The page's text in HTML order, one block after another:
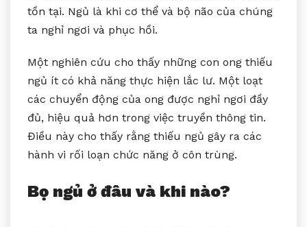
tồn tại. Ngủ là khi cơ thể và bộ não của chúng
ta nghỉ ngơi và phục hồi.
Một nghiên cứu cho thấy những con ong thiếu
ngủ ít có khả năng thực hiện lắc lư. Một loạt
các chuyển động của ong được nghỉ ngơi đầy
đủ, hiệu quả hơn trong việc truyền thông tin.
Điều này cho thấy rằng thiếu ngủ gây ra các
hành vi rối loạn chức năng ở côn trùng.
Bọ ngủ ở đâu và khi nào?